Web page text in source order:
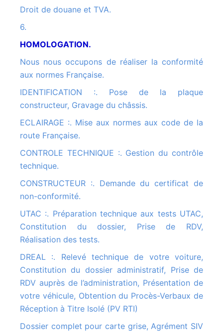
Droit de douane et TVA.
6.
HOMOLOGATION.
Nous nous occupons de réaliser la conformité
aux normes Française.
IDENTIFICATION :. Pose de la plaque
constructeur, Gravage du châssis.
ECLAIRAGE :. Mise aux normes aux code de la
route Française.
CONTROLE TECHNIQUE :. Gestion du contrôle
technique.
CONSTRUCTEUR :. Demande du certificat de
non-conformité.
UTAC :. Préparation technique aux tests UTAC,
Constitution du dossier, Prise de RDV,
Réalisation des tests.
DREAL :. Relevé technique de votre voiture,
Constitution du dossier administratif, Prise de
RDV auprès de l’administration, Présentation de
votre véhicule, Obtention du Procès-Verbaux de
Réception à Titre Isolé (PV RTI)
Dossier complet pour carte grise, Agrément SIV